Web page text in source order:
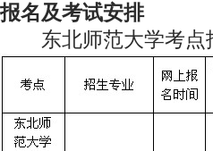
报名及考试安排
东北师范大学考点